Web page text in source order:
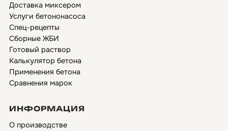
Доставка миксером
Услуги бетононасоса
Спец-рецепты
Сборные ЖБИ
Готовый раствор
Калькулятор бетона
Применения бетона
Сравнения марок
ИНФОРМАЦИЯ
О производстве